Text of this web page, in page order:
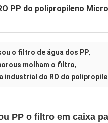
PP do polipropileno
o filtro de água dos PP,
molham o filtro,
industrial do RO do
PP o filtro em caixa